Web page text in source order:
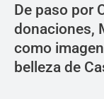
De paso por
donaciones,
como
belleza de